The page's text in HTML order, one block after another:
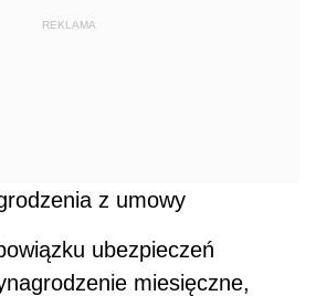
REKLAMA
z umowy
ubezpieczeń
miesięczne,